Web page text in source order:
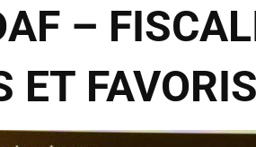
–
ET